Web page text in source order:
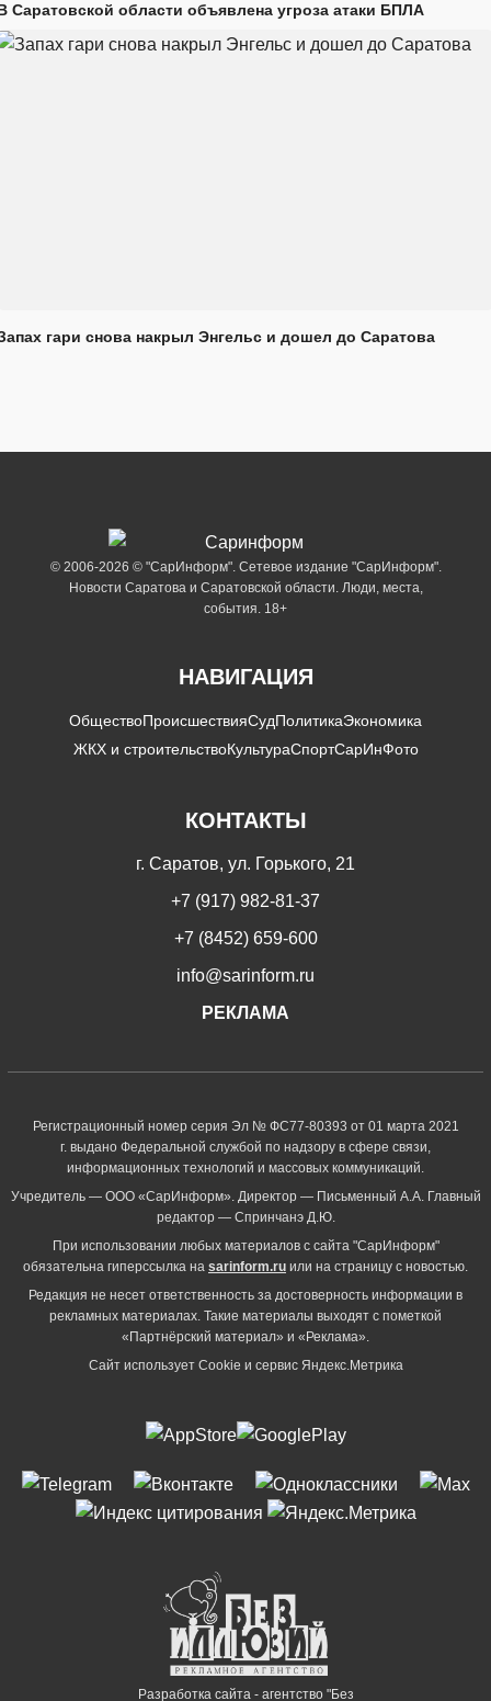
Саратовской области объявлена угроза атаки БПЛА
гари снова накрыл Энгельс и дошел до Саратова
© 2006-2026 © "СарИнформ". Сетевое издание "СарИнформ".
Новости Саратова и Саратовской области. Люди, места,
события. 18+
НАВИГАЦИЯ
ОбществоПроисшествияСудПолитикаЭкономика
ЖКХ и строительствоКультураСпортСарИнФото
КОНТАКТЫ
г. Саратов, ул. Горького, 21
+7 (917) 982-81-37
+7 (8452) 659-600
info@sarinform.ru
РЕКЛАМА
Регистрационный номер серия Эл № ФС77-80393 от 01 марта 2021
г. выдано Федеральной службой по надзору в сфере связи,
информационных технологий и массовых коммуникаций.
Учредитель — ООО «СарИнформ». Директор — Письменный А.А. Главный
редактор — Спринчанэ Д.Ю.
При использовании любых материалов с сайта "СарИнформ"
обязательна гиперссылка на sarinform.ru или на страницу с новостью.
Редакция не несет ответственность за достоверность информации в
рекламных материалах. Такие материалы выходят с пометкой
«Партнёрский материал» и «Реклама».
Сайт использует Cookie и сервиc Яндекс.Метрика
Разработка сайта - агентство "Без